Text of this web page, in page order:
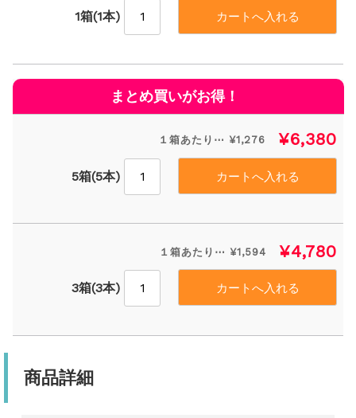
1箱(1本)
１箱あたり⋯ ¥1,276 ¥6,380
5箱(5本)
１箱あたり⋯ ¥1,594 ¥4,780
3箱(3本)
商品詳細